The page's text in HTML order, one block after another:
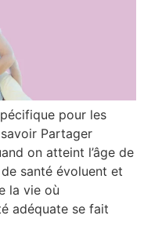
pour les
Partager
on atteint l’âge de
santé évoluent et
la vie où
adéquate se fait